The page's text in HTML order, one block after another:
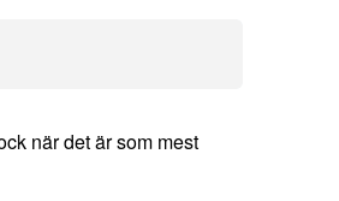
när det är som mest